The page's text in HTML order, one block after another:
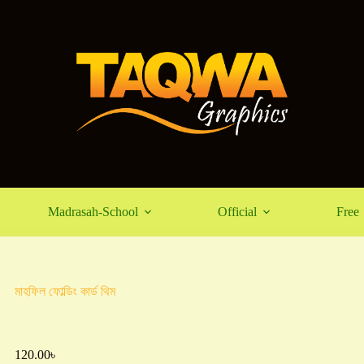
Madrasah-School Official Free
মাহফিল ফোল্ডিং কার্ড থিম
120.00৳